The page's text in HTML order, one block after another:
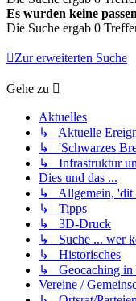
Es wurden keine
Die Suche ergab 0
Zur erweiterten Suche
Gehe zu
Aktuelles
↳ Aktuelle
↳ 'Schwarzes
↳ Infrastruktur
Dies und das ...
↳ Allgemein, 'dit
↳ Tipps
↳ 3D-Druck
↳ Suche ... wer
↳ Historisches
↳ Geocaching in
Vereine /